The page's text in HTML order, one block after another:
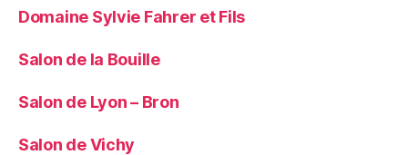
Domaine Sylvie Fahrer et Fils
Salon de la Bouille
Salon de Lyon – Bron
Salon de Vichy